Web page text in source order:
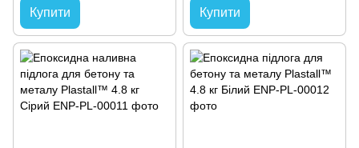
Купити Купити